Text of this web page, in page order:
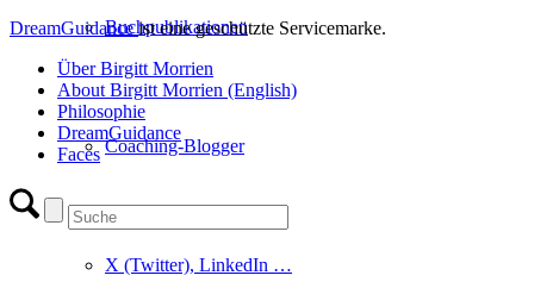
Buchpublikationen
Coaching-Blogger
X (Twitter), LinkedIn …
DreamGuidanceist eine geschützte Servicemarke.
Über Birgitt Morrien
About Birgitt Morrien (English)
Philosophie
DreamGuidance
Faces